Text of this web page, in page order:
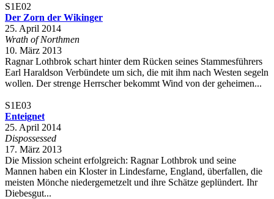
S1E02
Der Zorn der Wikinger
25. April 2014
Wrath of Northmen
10. März 2013
Ragnar Lothbrok schart hinter dem Rücken seines Stammesführers
Earl Haraldson Verbündete um sich, die mit ihm nach Westen segeln
wollen. Der strenge Herrscher bekommt Wind von der geheimen...
S1E03
Enteignet
25. April 2014
Dispossessed
17. März 2013
Die Mission scheint erfolgreich: Ragnar Lothbrok und seine
Mannen haben ein Kloster in Lindesfarne, England, überfallen, die
meisten Mönche niedergemetzelt und ihre Schätze geplündert. Ihr
Diebesgut...